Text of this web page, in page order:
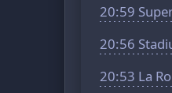
20:59
20:56
20:53 La